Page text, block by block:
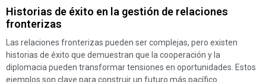
Historias de éxito en la gestión de relaciones
fronterizas
Las relaciones fronterizas pueden ser complejas, pero existen
historias de éxito que demuestran que la cooperación y la
diplomacia pueden transformar tensiones en oportunidades. Estos
ejemplos son clave para construir un futuro más pacífico.